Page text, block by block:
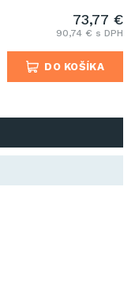
73,77 €
90,74 € s DPH
DO KOŠÍKA